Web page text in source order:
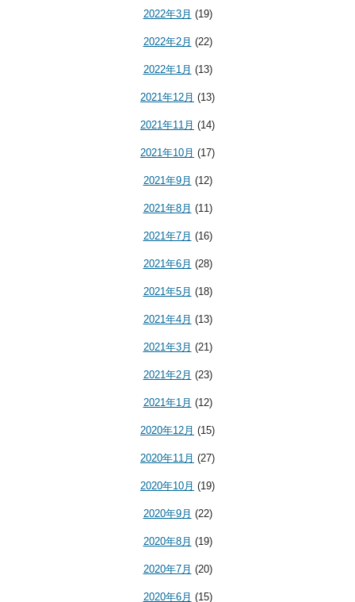
2022年3月 (19)
2022年2月 (22)
2022年1月 (13)
2021年12月 (13)
2021年11月 (14)
2021年10月 (17)
2021年9月 (12)
2021年8月 (11)
2021年7月 (16)
2021年6月 (28)
2021年5月 (18)
2021年4月 (13)
2021年3月 (21)
2021年2月 (23)
2021年1月 (12)
2020年12月 (15)
2020年11月 (27)
2020年10月 (19)
2020年9月 (22)
2020年8月 (19)
2020年7月 (20)
2020年6月 (15)